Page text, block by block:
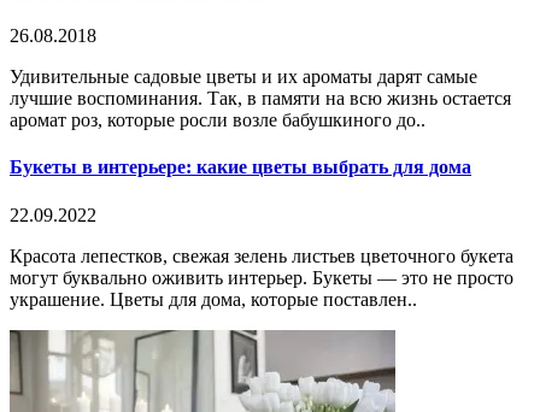
26.08.2018
Удивительные садовые цветы и их ароматы дарят самые
лучшие воспоминания. Так, в памяти на всю жизнь остается
аромат роз, которые росли возле бабушкиного до..
Букеты в интерьере: какие цветы выбрать для дома
22.09.2022
Красота лепестков, свежая зелень листьев цветочного букета
могут буквально оживить интерьер. Букеты — это не просто
украшение. Цветы для дома, которые поставлен..